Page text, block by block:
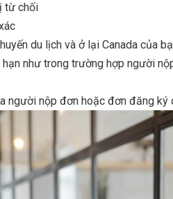
từ chối
du lịch và ở lại Canada của
như trong trường hợp người
người nộp đơn hoặc đơn đăng ký